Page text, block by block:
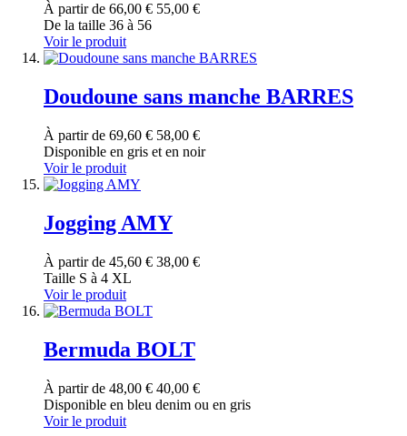
À partir de 66,00 € 55,00 €
De la taille 36 à 56
Voir le produit
Doudoune sans manche BARRES
À partir de 69,60 € 58,00 €
Disponible en gris et en noir
Voir le produit
Jogging AMY
À partir de 45,60 € 38,00 €
Taille S à 4 XL
Voir le produit
Bermuda BOLT
À partir de 48,00 € 40,00 €
Disponible en bleu denim ou en gris
Voir le produit